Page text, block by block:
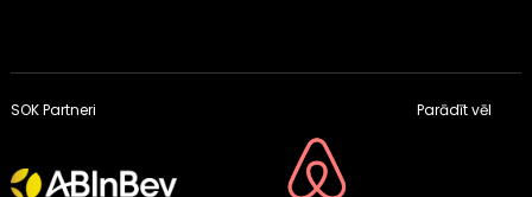
SOK Partneri Parādīt vēl